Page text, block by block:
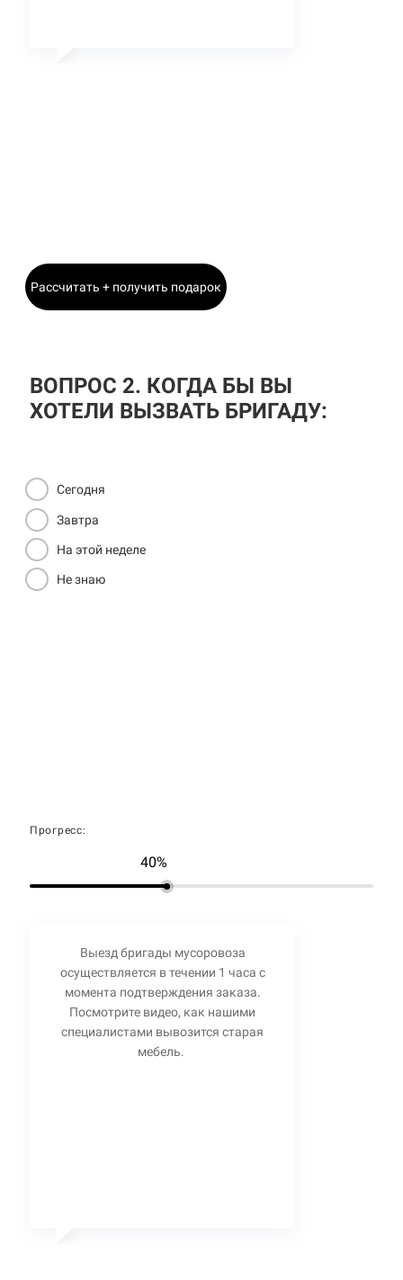
Рассчитать + получить подарок
ВОПРОС 2. КОГДА БЫ ВЫ
ХОТЕЛИ ВЫЗВАТЬ БРИГАДУ:
Сегодня
Завтра
На этой неделе
Не знаю
Прогресс:
40%
Выезд бригады мусоровоза
осуществляется в течении 1 часа с
момента подтверждения заказа.
Посмотрите видео, как нашими
специалистами вывозится старая
мебель.